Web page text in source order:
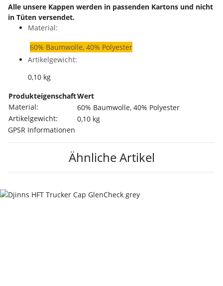
Alle unsere Kappen werden in passenden Kartons und nicht
in Tüten versendet.
Material:
60% Baumwolle, 40% Polyester
Artikelgewicht:
0,10 kg
ProdukteigenschaftWert
Material:
60% Baumwolle, 40% Polyester
Artikelgewicht:
0,10 kg
GPSR Informationen
Ähnliche Artikel